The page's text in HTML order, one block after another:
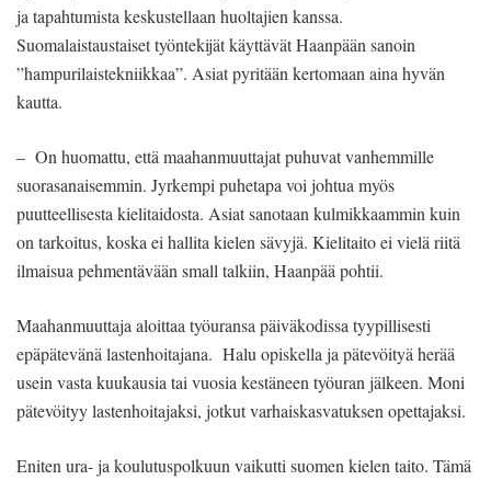
ja tapahtumista keskustellaan huoltajien kanssa.
Suomalaistaustaiset työntekijät käyttävät Haanpään sanoin
”hampurilaistekniikkaa”. Asiat pyritään kertomaan aina hyvän
kautta.
– On huomattu, että maahanmuuttajat puhuvat vanhemmille
suorasanaisemmin. Jyrkempi puhetapa voi johtua myös
puutteellisesta kielitaidosta. Asiat sanotaan kulmikkaammin kuin
on tarkoitus, koska ei hallita kielen sävyjä. Kielitaito ei vielä riitä
ilmaisua pehmentävään small talkiin, Haanpää pohtii.
Maahanmuuttaja aloittaa työuransa päiväkodissa tyypillisesti
epäpätevänä lastenhoitajana. Halu opiskella ja pätevöityä herää
usein vasta kuukausia tai vuosia kestäneen työuran jälkeen. Moni
pätevöityy lastenhoitajaksi, jotkut varhaiskasvatuksen opettajaksi.
Eniten ura- ja koulutuspolkuun vaikutti suomen kielen taito. Tämä